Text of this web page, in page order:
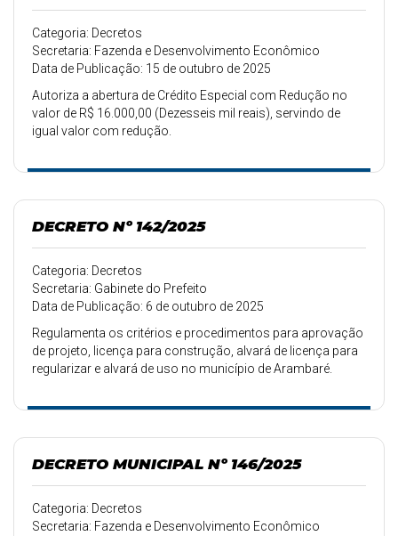
Categoria: Decretos
Secretaria: Fazenda e Desenvolvimento Econômico
Data de Publicação: 15 de outubro de 2025
Autoriza a abertura de Crédito Especial com Redução no
valor de R$ 16.000,00 (Dezesseis mil reais), servindo de
igual valor com redução.
DECRETO Nº 142/2025
Categoria: Decretos
Secretaria: Gabinete do Prefeito
Data de Publicação: 6 de outubro de 2025
Regulamenta os critérios e procedimentos para aprovação
de projeto, licença para construção, alvará de licença para
regularizar e alvará de uso no município de Arambaré.
DECRETO MUNICIPAL Nº 146/2025
Categoria: Decretos
Secretaria: Fazenda e Desenvolvimento Econômico